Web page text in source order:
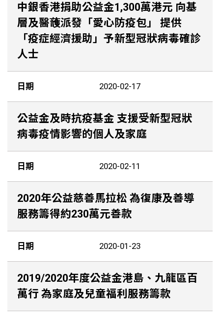
中銀香港捐助公益金1,300萬港元 向基
層及醫䕶派發「愛心防疫包」 提供
「疫症經濟援助」予新型冠狀病毒確診
人士
日期 2020-02-17
公益金及時抗疫基金 支援受新型冠狀
病毒疫情影響的個人及家庭
日期 2020-02-11
2020年公益慈善馬拉松 為復康及善導
服務籌得約230萬元善款
日期 2020-01-23
2019/2020年度公益金港島、九龍區百
萬行 為家庭及兒童福利服務籌款